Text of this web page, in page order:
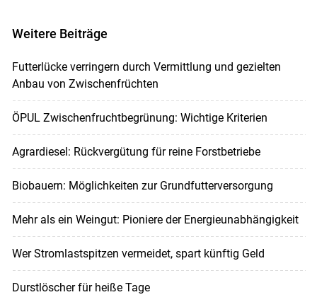
Weitere Beiträge
Futterlücke verringern durch Vermittlung und gezielten
Anbau von Zwischenfrüchten
ÖPUL Zwischenfruchtbegrünung: Wichtige Kriterien
Agrardiesel: Rückvergütung für reine Forstbetriebe
Biobauern: Möglichkeiten zur Grundfutterversorgung
Mehr als ein Weingut: Pioniere der Energieunabhängigkeit
Wer Stromlastspitzen vermeidet, spart künftig Geld
Durstlöscher für heiße Tage